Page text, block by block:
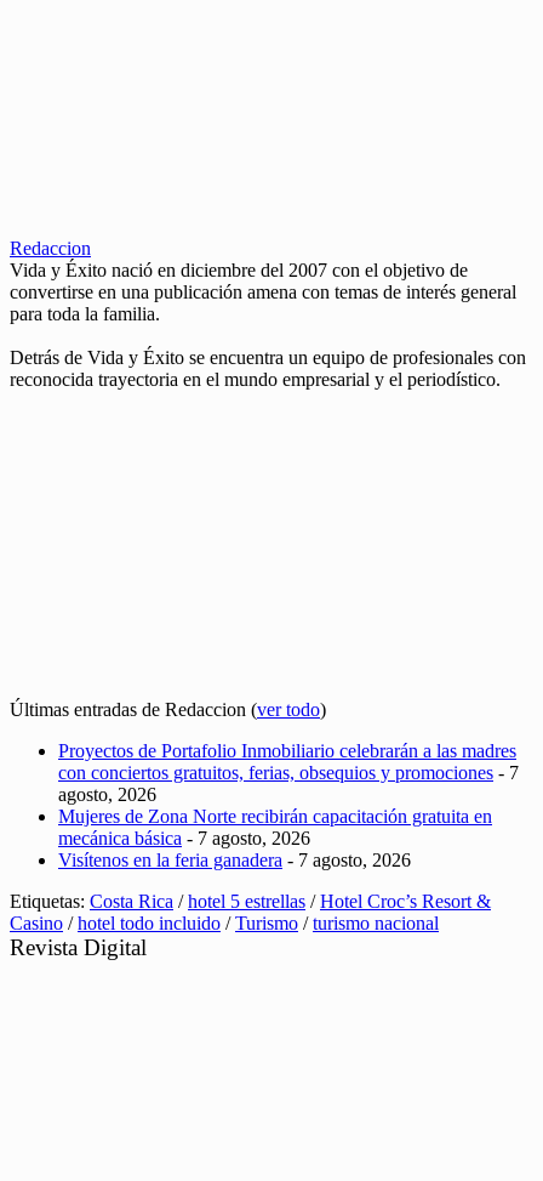
Redaccion
Vida y Éxito nació en diciembre del 2007 con el objetivo de
convertirse en una publicación amena con temas de interés general
para toda la familia.
Detrás de Vida y Éxito se encuentra un equipo de profesionales con
reconocida trayectoria en el mundo empresarial y el periodístico.
Últimas entradas de Redaccion (ver todo)
Proyectos de Portafolio Inmobiliario celebrarán a las madres
con conciertos gratuitos, ferias, obsequios y promociones - 7
agosto, 2026
Mujeres de Zona Norte recibirán capacitación gratuita en
mecánica básica - 7 agosto, 2026
Visítenos en la feria ganadera - 7 agosto, 2026
Etiquetas: Costa Rica /hotel 5 estrellas /Hotel Croc’s Resort &
Casino /hotel todo incluido /Turismo /turismo nacional
Revista Digital